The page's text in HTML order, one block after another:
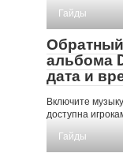
Гайды
альбома
дата и
Включите
доступна
Гайды